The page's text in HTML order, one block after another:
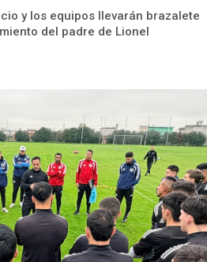
y los equipos llevarán brazalete
del padre de Lionel